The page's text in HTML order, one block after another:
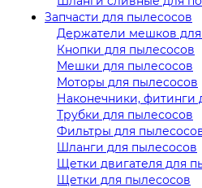
Запчасти для пылесосов
Держатели мешков
Кнопки для пылесосов
Мешки для пылесосов
Моторы для пылесосов
Наконечники, фитинги
Трубки для пылесосов
Фильтры для
Шланги для пылесосов
Щетки двигателя для
Щетки для пылесосов